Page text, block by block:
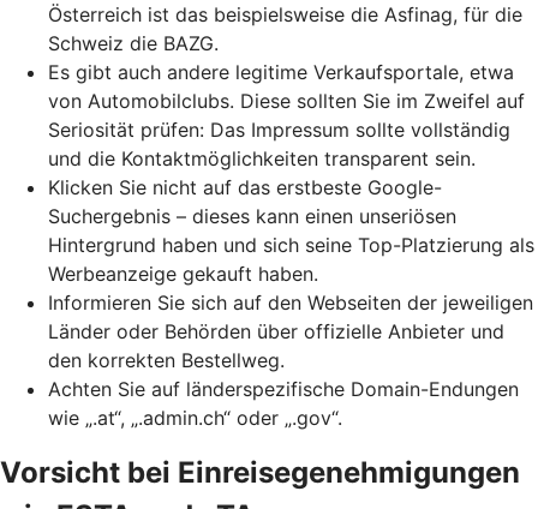
Österreich ist das beispielsweise die Asfinag, für die
Schweiz die BAZG.
Es gibt auch andere legitime Verkaufsportale, etwa
von Automobilclubs. Diese sollten Sie im Zweifel auf
Seriosität prüfen: Das Impressum sollte vollständig
und die Kontaktmöglichkeiten transparent sein.
Klicken Sie nicht auf das erstbeste Google-
Suchergebnis – dieses kann einen unseriösen
Hintergrund haben und sich seine Top-Platzierung als
Werbeanzeige gekauft haben.
Informieren Sie sich auf den Webseiten der jeweiligen
Länder oder Behörden über offizielle Anbieter und
den korrekten Bestellweg.
Achten Sie auf länderspezifische Domain-Endungen
wie „.at“, „.admin.ch“ oder „.gov“.
Vorsicht bei Einreisegenehmigungen